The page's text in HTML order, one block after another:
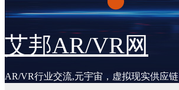
艾邦AR/VR网
AR/VR行业交流,元宇宙，虚拟现实供应链